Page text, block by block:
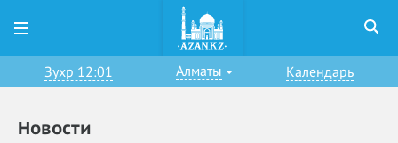
Зухр 12:01 Алматы Календарь
Новости